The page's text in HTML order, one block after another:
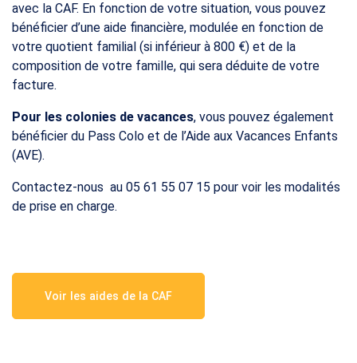
avec la CAF. En fonction de votre situation, vous pouvez
bénéficier d’une aide financière, modulée en fonction de
votre quotient familial (si inférieur à 800 €) et de la
composition de votre famille, qui sera déduite de votre
facture.
Pour les colonies de vacances, vous pouvez également
bénéficier du Pass Colo et de l’Aide aux Vacances Enfants
(AVE).
Contactez-nous au 05 61 55 07 15 pour voir les modalités
de prise en charge.
Voir les aides de la CAF